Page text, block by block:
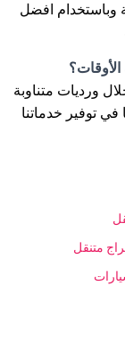
وباستخدام افضل
ورديات متناوبة
توفير خدماتنا
متنقل